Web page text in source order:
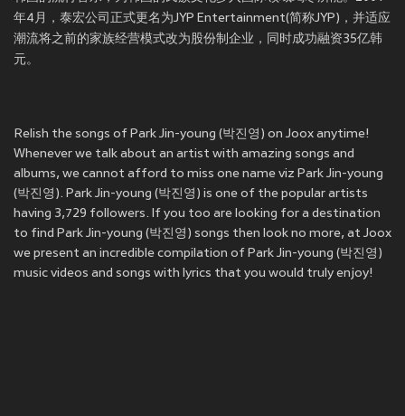
年4月，泰宏公司正式更名为JYP Entertainment(简称JYP)，并适应
潮流将之前的家族经营模式改为股份制企业，同时成功融资35亿韩
Relish the songs of Park Jin-young (박진영) on Joox anytime!
Whenever we talk about an artist with amazing songs and
albums, we cannot afford to miss one name viz Park Jin-young
(박진영). Park Jin-young (박진영) is one of the popular artists
having 3,729 followers. If you too are looking for a destination
to find Park Jin-young (박진영) songs then look no more, at Joox
we present an incredible compilation of Park Jin-young (박진영)
music videos and songs with lyrics that you would truly enjoy!